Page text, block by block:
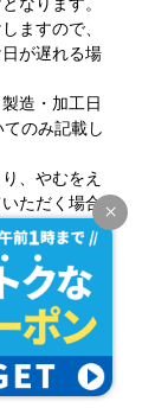
なります。
ますので、
が遅れる場
造・加工日
のみ記載し
、やむをえ
ただく場合
ざいますの
さい。
品を2点以上
お届け日が
更になる場